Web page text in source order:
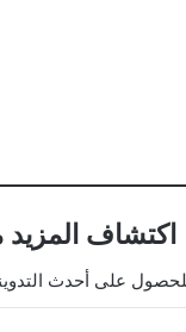
اكتشاف
على أحدث